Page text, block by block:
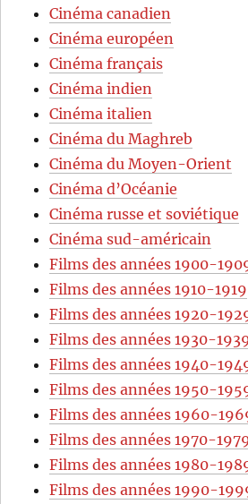
Cinéma canadien
Cinéma européen
Cinéma français
Cinéma indien
Cinéma italien
Cinéma du Maghreb
Cinéma du Moyen-Orient
Cinéma d’Océanie
Cinéma russe et soviétique
Cinéma sud-américain
Films des années 1900-
Films des années 1910-1919
Films des années 1920-
Films des années 1930-
Films des années 1940-
Films des années 1950-
Films des années 1960-
Films des années 1970-
Films des années 1980-
Films des années 1990-